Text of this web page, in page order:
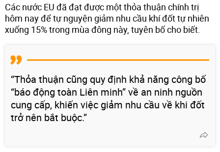
Các nước EU đã đạt được một thỏa thuận chính trị
hôm nay để tự nguyện giảm nhu cầu khí đốt tự nhiên
xuống 15% trong mùa đông này, tuyên bố cho biết.
“Thỏa thuận cũng quy định khả năng công bố
“báo động toàn Liên minh” về an ninh nguồn
cung cấp, khiến việc giảm nhu cầu về khi đốt
trở nên bắt buộc.”